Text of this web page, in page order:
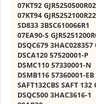
07KT92
07KT94
SD833 3BSC610066R1
07EA90-S
DSQC679 3HAC028357
DSCA120 57520001-P
DSMC110 57330001-N
DSMB116 57360001-EB
SAFT132CBS SAFT 132
DSQC500 3HAC3616-1